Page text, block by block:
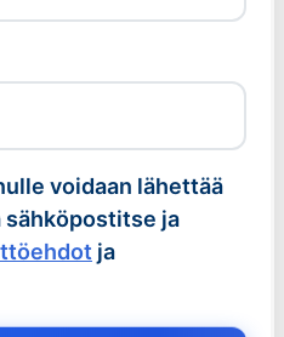
voidaan lähettää
ja
ja